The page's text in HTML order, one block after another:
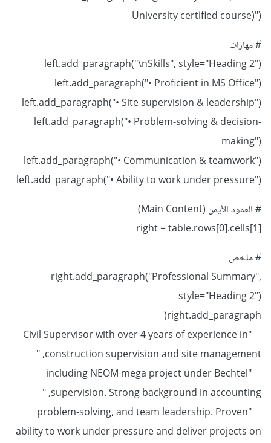
University certified course)")
# مهارات
left.add_paragraph("\nSkills", style="Heading 2")
left.add_paragraph("• Proficient in MS Office")
left.add_paragraph("• Site supervision & leadership")
left.add_paragraph("• Problem-solving & decision-
making")
left.add_paragraph("• Communication & teamwork")
left.add_paragraph("• Ability to work under pressure")
# العمود الأيمن (Main Content)
right = table.rows[0].cells[1]
# ملخص
right.add_paragraph("Professional Summary",
style="Heading 2")
right.add_paragraph(
"Civil Supervisor with over 4 years of experience in
construction supervision and site management, "
"including NEOM mega project under Bechtel
supervision. Strong background in accounting, "
"problem-solving, and team leadership. Proven
ability to work under pressure and deliver projects on